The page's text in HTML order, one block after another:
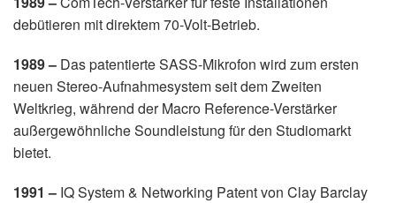
debütieren mit direktem 70-Volt-Betrieb.
1989 – Das patentierte SASS-Mikrofon wird zum ersten
neuen Stereo-Aufnahmesystem seit dem Zweiten
Weltkrieg, während der Macro Reference-Verstärker
außergewöhnliche Soundleistung für den Studiomarkt
bietet.
1991 – IQ System & Networking Patent von Clay Barclay